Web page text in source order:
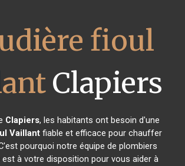
fioul
Clapiers
Clapiers, les habitants ont besoin d'une
Vaillantfiable et efficace pour chauffer
pourquoi notre équipe de plombiers
à votre disposition pour vous aider à